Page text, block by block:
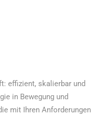
effizient, skalierbar und
in Bewegung und
mit Ihren Anforderungen